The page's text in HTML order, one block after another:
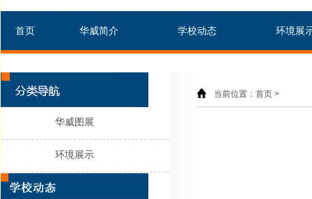
首页 华威简介 学校动态 环境展
华威图展
环境展示
当前位置：首页 >